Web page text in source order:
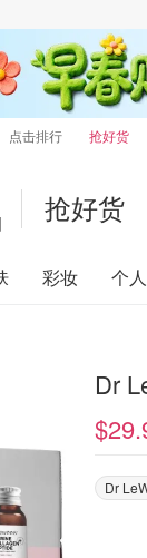
点击排行 抢好货
抢好货
彩妆 个
Dr
Dr